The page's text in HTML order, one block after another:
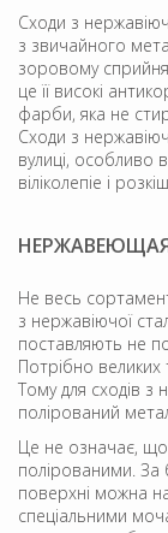
Сходи з
з звичайного
зоровому
це її високі
фарби, яка не
Сходи з
вулиці, особливо
віліколепіе і
Не весь
з нержавіючої
поставляють не
Потрібно
Тому для сходів з
полірований
Це не означає, що
полірованими. За
поверхні можна
спеціальними